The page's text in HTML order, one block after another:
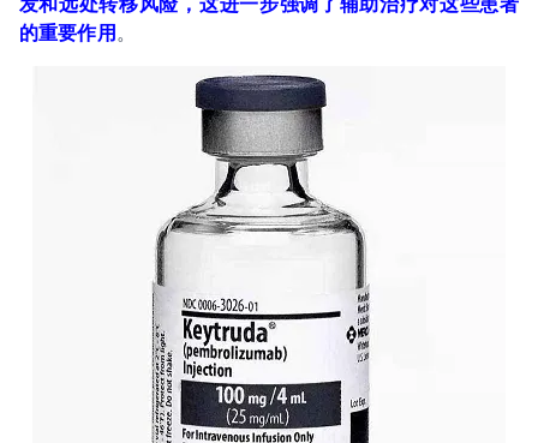
的重要作用 。